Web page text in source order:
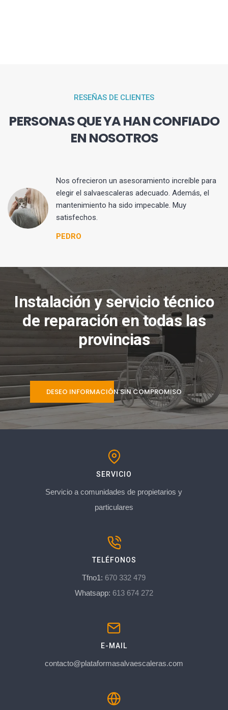
RESEÑAS DE CLIENTES
PERSONAS QUE YA HAN CONFIADO
EN NOSOTROS
Nos ofrecieron un asesoramiento increíble para
elegir el salvaescaleras adecuado. Además, el
mantenimiento ha sido impecable. Muy
satisfechos.
PEDRO
Instalación y servicio técnico
de reparación en todas las
provincias
DESEO INFORMACIÓN SIN COMPROMISO
SERVICIO
Servicio a comunidades de propietarios y
particulares
TELÉFONOS
Tfno1: 670 332 479
Whatsapp: 613 674 272
E-MAIL
contacto@plataformasalvaescaleras.com